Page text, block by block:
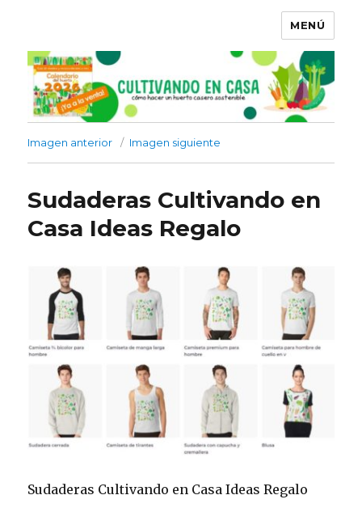
MENÚ
Imagen anterior Imagen siguiente
Sudaderas Cultivando en
Casa Ideas Regalo
Sudaderas Cultivando en Casa Ideas Regalo